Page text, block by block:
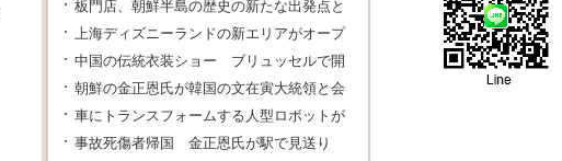
板門店、朝鮮半島の歴史の新たな出発点と
なるか
上海ディズニーランドの新エリアがオープ
ン
中国の伝統衣装ショー ブリュッセルで開
催
朝鮮の金正恩氏が韓国の文在寅大統領と会
談
車にトランスフォームする人型ロボットが
誕生
事故死傷者帰国 金正恩氏が駅で見送り